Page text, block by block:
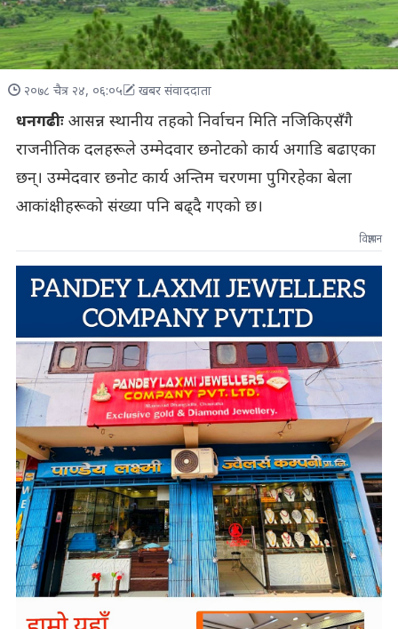
२०७८ चैत्र २४, ०६:०५ खबर संवाददाता
धनगढीः आसन्न स्थानीय तहको निर्वाचन मिति नजिकिएसँगै
राजनीतिक दलहरूले उम्मेदवार छनोटको कार्य अगाडि बढाएका
छन्। उम्मेदवार छनोट कार्य अन्तिम चरणमा पुगिरहेका बेला
आकांक्षीहरूको संख्या पनि बढ्दै गएको छ।
विज्ञापन